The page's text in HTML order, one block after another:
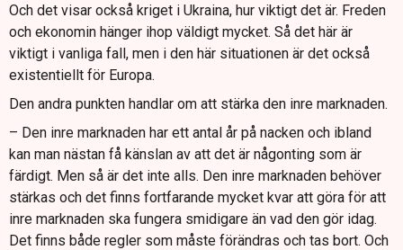
Och det visar också kriget i Ukraina, hur viktigt det är. Freden
och ekonomin hänger ihop väldigt mycket. Så det här är
viktigt i vanliga fall, men i den här situationen är det också
existentiellt för Europa.
Den andra punkten handlar om att stärka den inre marknaden.
– Den inre marknaden har ett antal år på nacken och ibland
kan man nästan få känslan av att det är någonting som är
färdigt. Men så är det inte alls. Den inre marknaden behöver
stärkas och det finns fortfarande mycket kvar att göra för att
inre marknaden ska fungera smidigare än vad den gör idag.
Det finns både regler som måste förändras och tas bort. Och